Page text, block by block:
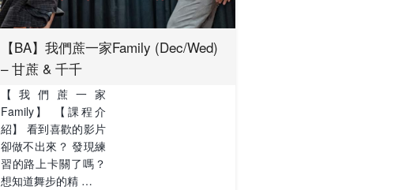
【BA】我們蔗一家Family (Dec/Wed)
– 甘蔗 & 千千
【我們蔗一家
Family】 【課程介
紹】 看到喜歡的影片
卻做不出來？ 發現練
習的路上卡關了嗎？
想知道舞步的精 …